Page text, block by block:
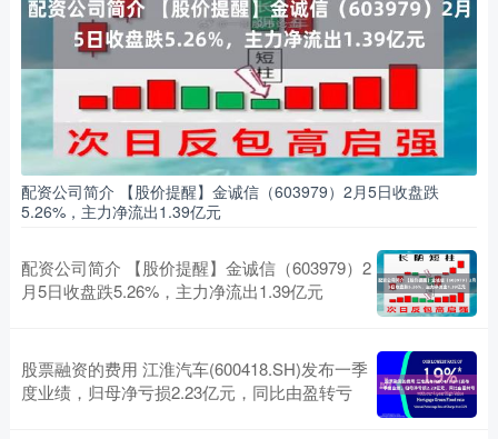
配资公司简介 【股价提醒】金诚信（603979）2月5日收盘跌
5.26%，主力净流出1.39亿元
配资公司简介 【股价提醒】金诚信（603979）2
月5日收盘跌5.26%，主力净流出1.39亿元
股票融资的费用 江淮汽车(600418.SH)发布一季
度业绩，归母净亏损2.23亿元，同比由盈转亏